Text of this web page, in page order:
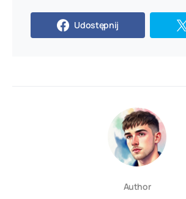
Udostępnij
Author